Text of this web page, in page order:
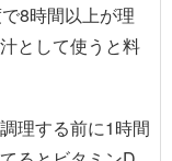
8時間以上が理
として使うと料
理する前に1時間